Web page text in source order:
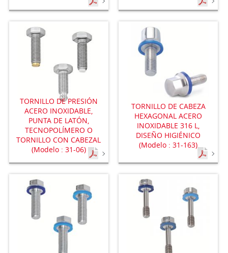
TORNILLO DE PRESIÓN
ACERO INOXIDABLE,
PUNTA DE LATÓN,
TECNOPOLÍMERO O
TORNILLO CON CABEZAL
(Modelo : 31-06)
TORNILLO DE CABEZA
HEXAGONAL ACERO
INOXIDABLE 316 L,
DISEÑO HIGIÉNICO
(Modelo : 31-163)